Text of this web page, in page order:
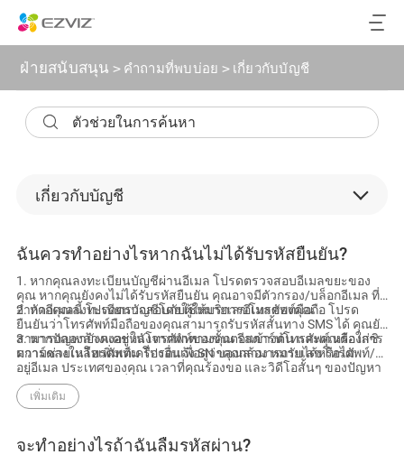
ฝ่ายสนับสนุน > คำถามที่พบบ่อย > เกี่ยวกับบัญชี
เกี่ยวกับบัญชี
กล้องรักษาความปลอดภีย
ระบบเครื่องบันทึก
การ์ด microSD
การจัดเก็บบน Cloud
ฉันควรทำอย่างไรหากฉันไม่ได้รับรหัสยืนยัน?
1. หากคุณลงทะเบียนบัญชีผ่านอีเมล โปรดตรวจสอบอีเมลขยะของ
คุณ หากคุณยังคงไม่ได้รับรหัสยืนยัน คุณอาจมีตัวกรอง/บล็อกอีเมล ที่
จำกัดอีเมลนี้ โปรดตรวจสอบกับผู้ให้บริการอีเมลของคุณ
2. หากคุณลงทะเบียนบัญชีโดยใช้หมายเลขโทรศัพท์มือถือ โปรด
ยืนยันว่าโทรศัพท์มือถือของคุณสามารถรับรหัสสั้นทาง SMS ได้ คุณยัง
สามารถลองล้างแคชในโทรศัพท์ของคุณ รีสตาร์ทโทรศัพท์ หรือใส่ซิ
มการ์ดลงในโทรศัพท์เครื่องอื่นเพื่อดูว่าคุณสามารถรับได้หรือไม่
3. หากปัญหายังคงอยู่หลังจากทำตามขั้นตอนข้างต้น และคุณต้องการ
ความช่วยเหลือเพิ่มเติม โปรดแจ้ง SN ของกล้อง หมายเลขโทรศัพท์/ที่
อยู่อีเมล ประเทศของคุณ เวลาที่คุณร้องขอ และวิดีโอสั้นๆ ของปัญหา
ไปยังศูนย์สนับสนุนที่ support.msa@ezviz.com
เพิ่มเติม
จะทำอย่างไรถ้าฉันลืมรหัสผ่าน?